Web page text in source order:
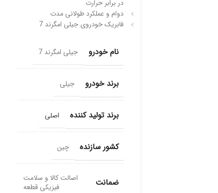
در برابر حرارت
دوام و عملکرد طولانی مدت
فابریک خودروی جیلی امگرند 7
نام خودرو جیلی امگرند 7
برند خودرو جیلی
برند تولید کننده اصلی
کشور سازنده چین
ضمانت
اصالت کالا و سلامت
فیزیکی قطعه